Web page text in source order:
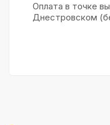
Оплата в точке
Днестровском